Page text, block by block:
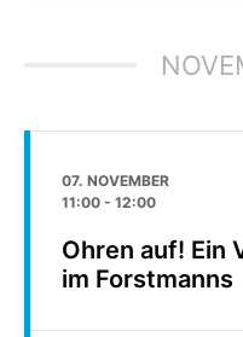
07. NOVEMBER
11:00 - 12:00
Ohren auf! Ein
im Forstmanns